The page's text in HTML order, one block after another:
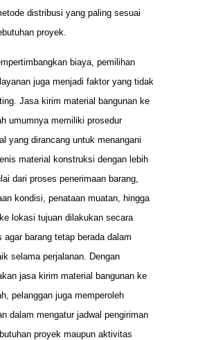
distribusi yang paling sesuai
proyek.
biaya, pemilihan
juga menjadi faktor yang tidak
Jasa kirim material bangunan ke
umumnya memiliki prosedur
yang dirancang untuk menangani
material konstruksi dengan lebih
dari proses penerimaan barang,
kondisi, penataan muatan, hingga
lokasi tujuan dilakukan secara
agar barang tetap berada dalam
selama perjalanan. Dengan
jasa kirim material bangunan ke
pelanggan juga memperoleh
dalam mengatur jadwal pengiriman
proyek maupun aktivitas